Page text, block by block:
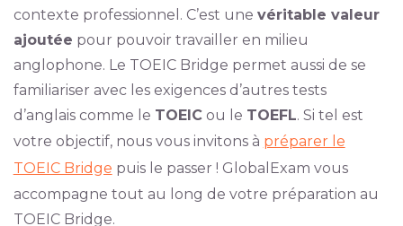
contexte professionnel. C’est une véritable valeur
ajoutée pour pouvoir travailler en milieu
anglophone. Le TOEIC Bridge permet aussi de se
familiariser avec les exigences d’autres tests
d’anglais comme le TOEICou le TOEFL. Si tel est
votre objectif, nous vous invitons à préparer le
TOEIC Bridge puis le passer ! GlobalExam vous
accompagne tout au long de votre préparation au
TOEIC Bridge.